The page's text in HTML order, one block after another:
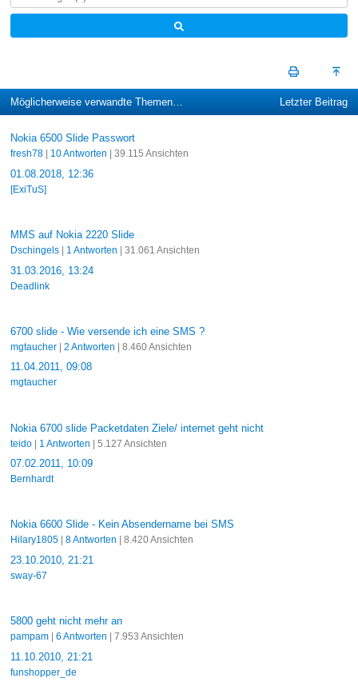
Möglicherweise verwandte Themen… Letzter Beitrag
Nokia 6500 Slide Passwort
fresh78| 10 Antworten | 39.115 Ansichten
01.08.2018, 12:36
[ExiTuS]
MMS auf Nokia 2220 Slide
Dschingels| 1 Antworten | 31.061 Ansichten
31.03.2016, 13:24
Deadlink
6700 slide - Wie versende ich eine SMS ?
mgtaucher| 2 Antworten | 8.460 Ansichten
11.04.2011, 09:08
mgtaucher
Nokia 6700 slide Packetdaten Ziele/ internet geht nicht
teido| 1 Antworten | 5.127 Ansichten
07.02.2011, 10:09
Bernhardt
Nokia 6600 Slide - Kein Absendername bei SMS
Hilary1805| 8 Antworten | 8.420 Ansichten
23.10.2010, 21:21
sway-67
5800 geht nicht mehr an
pampam| 6 Antworten | 7.953 Ansichten
11.10.2010, 21:21
funshopper_de